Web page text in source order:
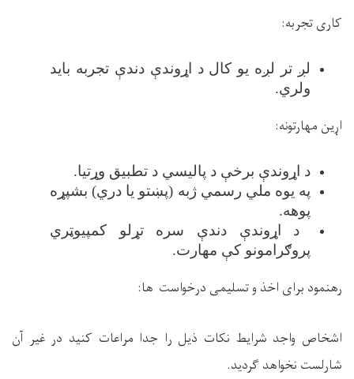
کاری تجربه:
لږ تر لږه یو کال د اړوندې دندې تجربه باید
ولري.
اړین مهارتونه:
د اړوندې برخې د پالیسي د تطبیق وړتیا.
په یوه ملي رسمي ژبه (پښتو یا دري) بشپړه
پوهه.
د اړوندې دندې سره تړلو کمپیوټري
پروګرامونو کې مهارت.
رهنمود برای اخذ و تسلیمی درخواست ها:
اشخاص واجد شرایط نکات ذیل را جدا مراعات کنید در غیر آن
شارلست نخواهد گردید.